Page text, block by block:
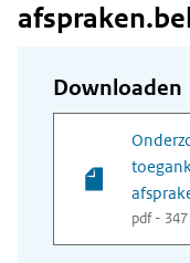
Downloaden
pdf - 347